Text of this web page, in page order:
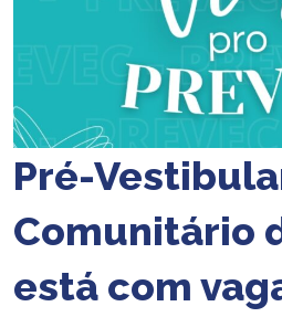
Pré-
Comunitário
está com